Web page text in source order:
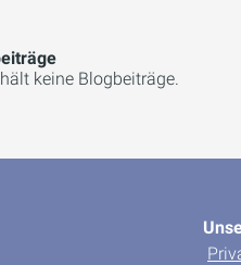
keine Blogbeiträge.